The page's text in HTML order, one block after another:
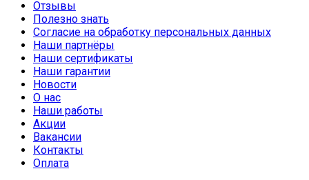
Отзывы
Полезно знать
Согласие на обработку персональных данных
Наши партнёры
Наши сертификаты
Наши гарантии
Новости
О нас
Наши работы
Акции
Вакансии
Контакты
Оплата